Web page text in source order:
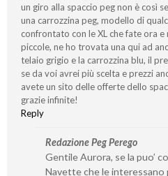
un giro alla spaccio peg non è così
una carrozzina peg, modello di
confrontato con le XL che fate ora
piccole, ne ho trovata una qui ad
telaio grigio e la carrozzina blu, il
se da voi avrei più scelta e prezzi
avete un sito delle offerte dello
grazie infinite!
Reply
Redazione Peg Perego
Gentile Aurora, se la puo’
Navette che le interessano